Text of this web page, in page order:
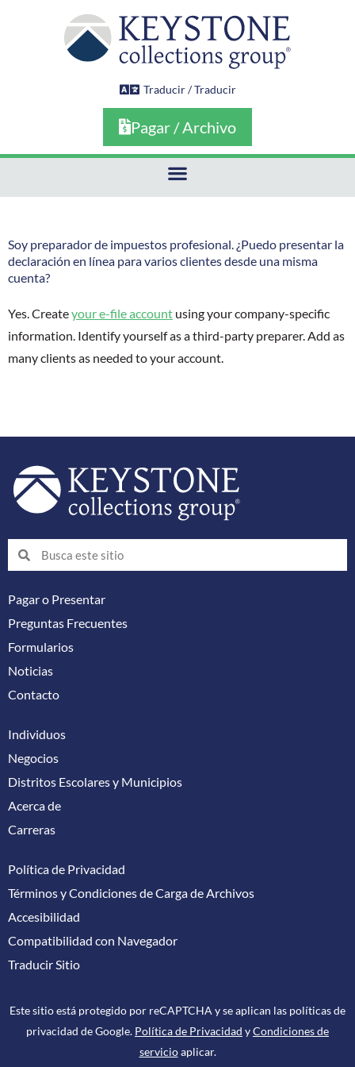
Traducir / Traducir
Pagar / Archivo
Soy preparador de impuestos profesional. ¿Puedo presentar la
declaración en línea para varios clientes desde una misma
cuenta?
Yes. Createyour e-file account using your company-specific
information. Identify yourself as a third-party preparer. Add as
many clients as needed to your account.
BuscarBuscar
Pagar o Presentar
Preguntas Frecuentes
Formularios
Noticias
Contacto
Individuos
Negocios
Distritos Escolares y Municipios
Acerca de
Carreras
Política de Privacidad
Términos y Condiciones de Carga de Archivos
Accesibilidad
Compatibilidad con Navegador
Traducir Sitio
Este sitio está protegido por reCAPTCHA y se aplican las políticas de
privacidad de Google. Política de Privacidad yCondiciones de
servicioaplicar.